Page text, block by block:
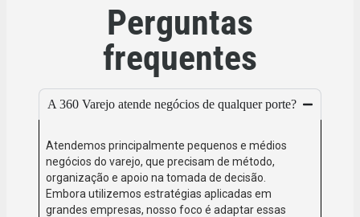
Perguntas
frequentes
A 360 Varejo atende negócios de qualquer porte?
Atendemos principalmente pequenos e médios
negócios do varejo, que precisam de método,
organização e apoio na tomada de decisão.
Embora utilizemos estratégias aplicadas em
grandes empresas, nosso foco é adaptar essas